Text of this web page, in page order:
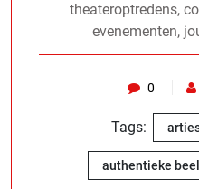
theateroptredens,
evenementen,
0
Tags:
authentieke